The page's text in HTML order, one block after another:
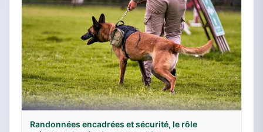
Randonnées encadrées et sécurité, le rôle